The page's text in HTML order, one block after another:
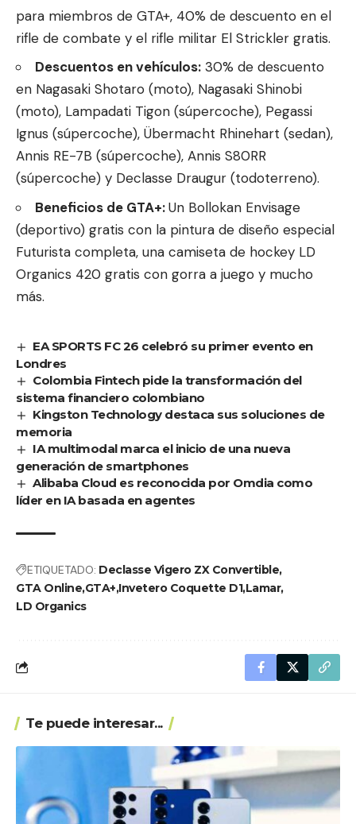
para miembros de GTA+, 40% de descuento en el
rifle de combate y el rifle militar El Strickler gratis.
Descuentos en vehículos: 30% de descuento
en Nagasaki Shotaro (moto), Nagasaki Shinobi
(moto), Lampadati Tigon (súpercoche), Pegassi
Ignus (súpercoche), Übermacht Rhinehart (sedan),
Annis RE-7B (súpercoche), Annis S80RR
(súpercoche) y Declasse Draugur (todoterreno).
Beneficios de GTA+:Un Bollokan Envisage
(deportivo) gratis con la pintura de diseño especial
Futurista completa, una camiseta de hockey LD
Organics 420 gratis con gorra a juego y mucho
más.
EA SPORTS FC 26 celebró su primer evento en
Londres
Colombia Fintech pide la transformación del
sistema financiero colombiano
Kingston Technology destaca sus soluciones de
memoria
IA multimodal marca el inicio de una nueva
generación de smartphones
Alibaba Cloud es reconocida por Omdia como
líder en IA basada en agentes
ETIQUETADO: Declasse Vigero ZX Convertible
GTA OnlineGTA+ Invetero Coquette D1Lamar
LD Organics
Te puede interesar...